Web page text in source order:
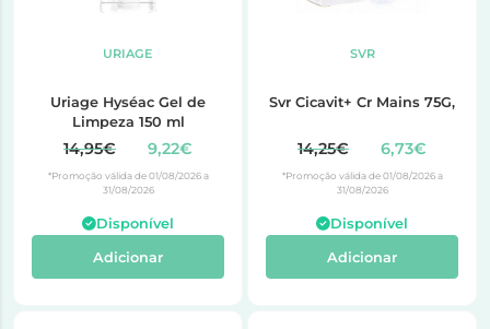
URIAGE
Uriage Hyséac Gel de
Limpeza 150 ml
14,95€ 9,22€
*Promoção válida de 01/08/2026 a
31/08/2026
Disponível
Adicionar
SVR
Svr Cicavit+ Cr Mains 75G,
14,25€ 6,73€
*Promoção válida de 01/08/2026 a
31/08/2026
Disponível
Adicionar